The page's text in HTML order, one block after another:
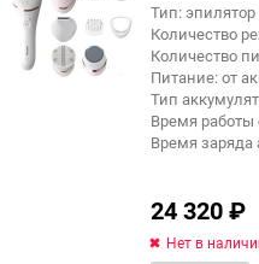
еще 7 фото
Тип: эпилятор
Количество
Количество
Питание: от
Тип
Время работы
Время заряда
24 320₽
Нет в